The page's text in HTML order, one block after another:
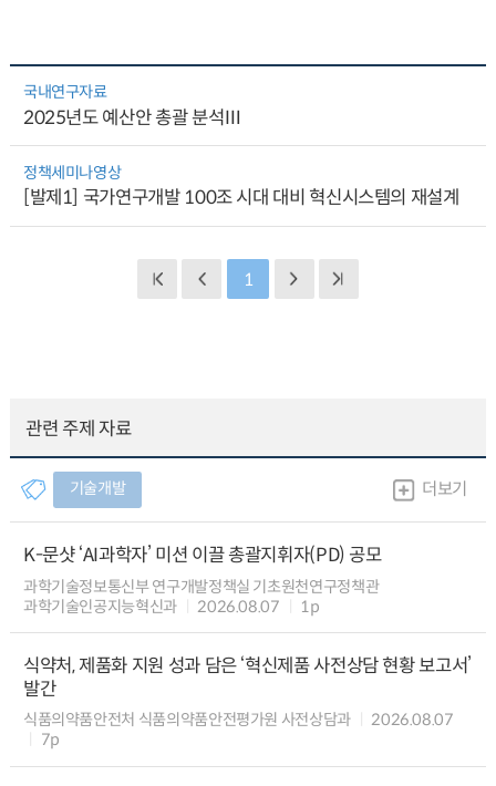
국내연구자료
2025년도 예산안 총괄 분석Ⅲ
정책세미나영상
[발제1] 국가연구개발 100조 시대 대비 혁신시스템의 재설계
1
관련 주제 자료
기술개발 더보기
K-문샷 ‘AI과학자’ 미션 이끌 총괄지휘자(PD) 공모
과학기술정보통신부 연구개발정책실 기초원천연구정책관
과학기술인공지능혁신과
2026.08.07 1p
식약처, 제품화 지원 성과 담은 ‘혁신제품 사전상담 현황 보고서’
발간
식품의약품안전처 식품의약품안전평가원 사전상담과
2026.08.07
7p